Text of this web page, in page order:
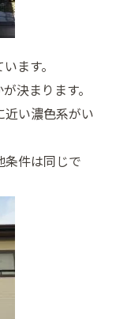
ます。
決まります。
近い濃色系がい
条件は同じで